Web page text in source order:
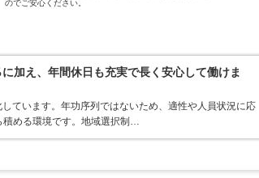
のでご安心ください。
加え、年間休日も充実で長く安心して働けま
ています。年功序列ではないため、適性や人員状況に応
積める環境です。地域選択制…